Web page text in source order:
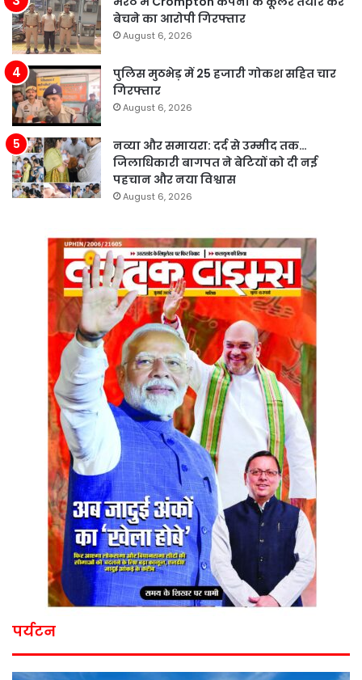
बेचने का आरोपी गिरफ्तार
August 6, 2026
पुलिस मुठभेड़ में 25 हजारी गोकश सहित चार
गिरफ्तार
August 6, 2026
नव्या और समायरा: दर्द से उम्मीद तक…
जिलाधिकारी बागपत ने बेटियों को दी नई
पहचान और नया विश्वास
August 6, 2026
पर्यटन